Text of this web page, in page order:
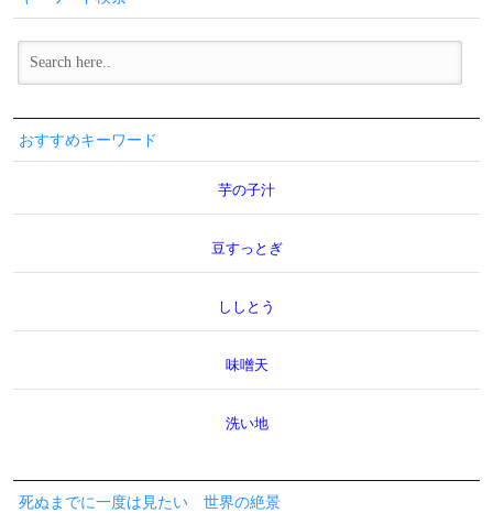
おすすめキーワード
芋の子汁
豆すっとぎ
ししとう
味噌天
洗い地
死ぬまでに一度は見たい 世界の絶景